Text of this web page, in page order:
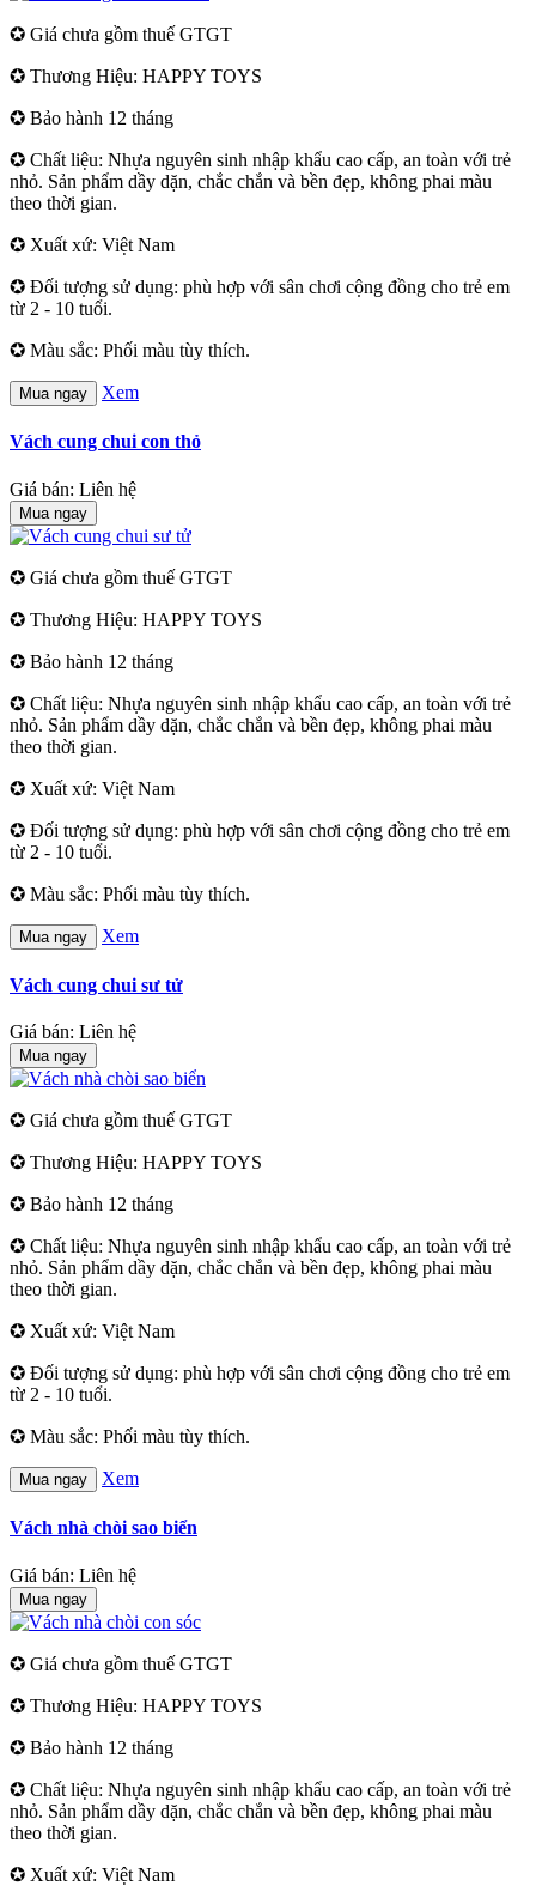
✪ Giá chưa gồm thuế GTGT
✪ Thương Hiệu: HAPPY TOYS
✪ Bảo hành 12 tháng
✪ Chất liệu: Nhựa nguyên sinh nhập khẩu cao cấp, an toàn với trẻ
nhỏ. Sản phẩm dầy dặn, chắc chắn và bền đẹp, không phai màu
theo thời gian.
✪ Xuất xứ: Việt Nam
✪ Đối tượng sử dụng: phù hợp với sân chơi cộng đồng cho trẻ em
từ 2 - 10 tuổi.
✪ Màu sắc: Phối màu tùy thích.
Mua ngay Xem
Vách cung chui con thỏ
Giá bán: Liên hệ
Mua ngay
✪ Giá chưa gồm thuế GTGT
✪ Thương Hiệu: HAPPY TOYS
✪ Bảo hành 12 tháng
✪ Chất liệu: Nhựa nguyên sinh nhập khẩu cao cấp, an toàn với trẻ
nhỏ. Sản phẩm dầy dặn, chắc chắn và bền đẹp, không phai màu
theo thời gian.
✪ Xuất xứ: Việt Nam
✪ Đối tượng sử dụng: phù hợp với sân chơi cộng đồng cho trẻ em
từ 2 - 10 tuổi.
✪ Màu sắc: Phối màu tùy thích.
Mua ngay Xem
Vách cung chui sư tử
Giá bán: Liên hệ
Mua ngay
✪ Giá chưa gồm thuế GTGT
✪ Thương Hiệu: HAPPY TOYS
✪ Bảo hành 12 tháng
✪ Chất liệu: Nhựa nguyên sinh nhập khẩu cao cấp, an toàn với trẻ
nhỏ. Sản phẩm dầy dặn, chắc chắn và bền đẹp, không phai màu
theo thời gian.
✪ Xuất xứ: Việt Nam
✪ Đối tượng sử dụng: phù hợp với sân chơi cộng đồng cho trẻ em
từ 2 - 10 tuổi.
✪ Màu sắc: Phối màu tùy thích.
Mua ngay Xem
Vách nhà chòi sao biển
Giá bán: Liên hệ
Mua ngay
✪ Giá chưa gồm thuế GTGT
✪ Thương Hiệu: HAPPY TOYS
✪ Bảo hành 12 tháng
✪ Chất liệu: Nhựa nguyên sinh nhập khẩu cao cấp, an toàn với trẻ
nhỏ. Sản phẩm dầy dặn, chắc chắn và bền đẹp, không phai màu
theo thời gian.
✪ Xuất xứ: Việt Nam